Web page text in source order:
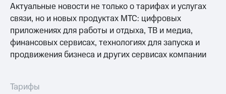
Пресс-
релизы
о технологиях
Актуальные новости не только о тарифах и услугах
связи, но и новых продуктах МТС: цифровых
приложениях для работы и отдыха, ТВ и медиа,
финансовых сервисах, технологиях для запуска и
продвижения бизнеса и других сервисах компании
Тарифы